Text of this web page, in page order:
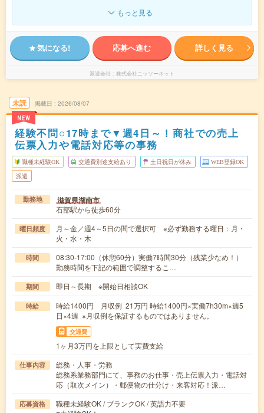
もっと見る
気になる! 応募へ進む 詳しく見る
派遣会社 株式会社ニッソーネット
未読
NEW
掲載日 2026/08/07
経験不問○17時まで▼週4日～！商社での売上
伝票入力や電話対応等の事務
職種未経験OK 交通費別途支給あり 土日祝日が休み WEB登録OK
派遣
勤務地 滋賀県湖南市
石部駅から徒歩60分
曜日頻度
月～金／週4～5日の間で選択可 ※必ず勤務する曜日：月・
火・水・木
時間
08:30-17:00（休憩60分）実働7時間30分（残業少なめ！）
勤務時間を下記の範囲で調整するこ…
期間 即日～長期 ※開始日相談OK
時給
時給1400円 月収例 21万円 時給1400円×実働7h30m×週5
日×4週 ※月収例を保証するものではありません。
交通費
1ヶ月3万円を上限として実費支給
仕事内容
総務・人事・労務
総務系業務部門にて、事務のお仕事・売上伝票入力・電話対
応（取次メイン）・郵便物の仕分け・来客対応！派…
応募資格
職種未経験OK / ブランクOK / 英語力不要